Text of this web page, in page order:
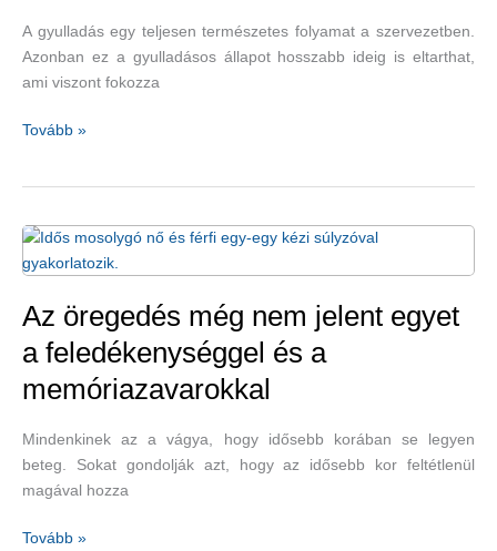
A gyulladás egy teljesen természetes folyamat a szervezetben.
Azonban ez a gyulladásos állapot hosszabb ideig is eltarthat,
ami viszont fokozza
Van
és
B12-
–
gyulladáscsökkentő
gyakorlatok
Tovább »
Az öregedés még nem jelent egyet
a feledékenységgel és a
memóriazavarokkal
Mindenkinek az a vágya, hogy idősebb korában se legyen
beteg. Sokat gondolják azt, hogy az idősebb kor feltétlenül
magával hozza
Az
Tovább »